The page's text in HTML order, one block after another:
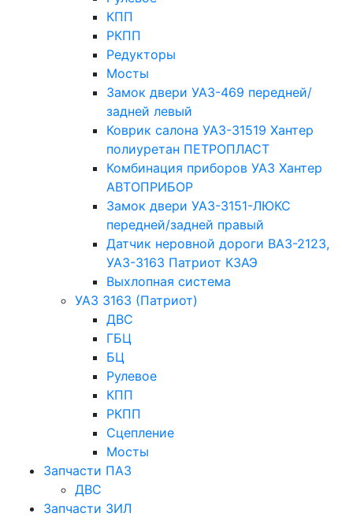
КПП
РКПП
Редукторы
Мосты
Замок двери УАЗ-469 передней/
задней левый
Коврик салона УАЗ-31519 Хантер
полиуретан ПЕТРОПЛАСТ
Комбинация приборов УАЗ Хантер
АВТОПРИБОР
Замок двери УАЗ-3151-ЛЮКС
передней/задней правый
Датчик неровной дороги ВАЗ-2123,
УАЗ-3163 Патриот КЗАЭ
Выхлопная система
УАЗ 3163 (Патриот)
ДВС
ГБЦ
БЦ
Рулевое
КПП
РКПП
Сцепление
Мосты
Запчасти ПАЗ
ДВС
Запчасти ЗИЛ